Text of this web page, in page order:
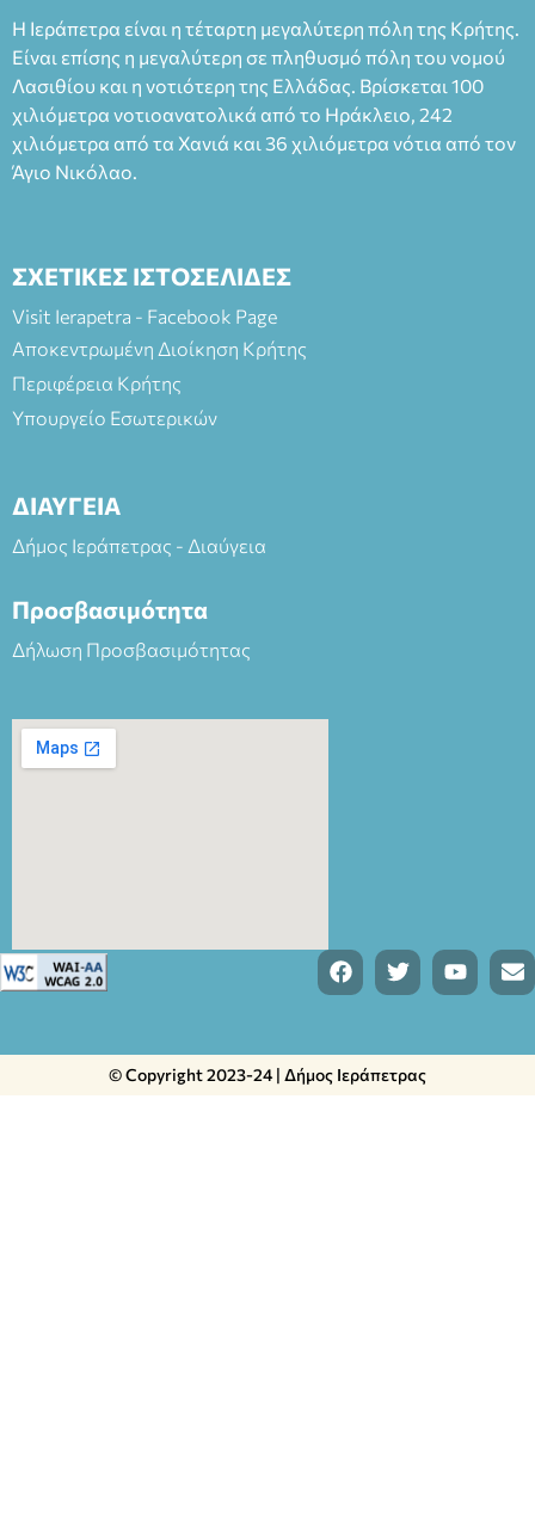
άνω των 65 Προπώληση: Βιβλιοπωλείο Πάπυρος (Πλατεία
Πλαστήρα), E&G Mini market (Δημοκρατίας 39 Ιεράπετρα)
και στο more.com Χώρος: 3ο Γυμνάσιο Ιεράπετρας
(Είσοδος ΕΠΑ.Λ.) Έναρξη 21:15 Οργάνωση: ΚΝΩΣΟΣ
ΘΕΑΤΡΙΚΕΣ ΠΑΡΑΓΩΓΕΣ ΕΕ
Η Ιεράπετρα είναι η τέταρτη μεγαλύτερη πόλη της Κρήτης.
Είναι επίσης η μεγαλύτερη σε πληθυσμό πόλη του νομού
Λασιθίου και η νοτιότερη της Ελλάδας. Βρίσκεται 100
χιλιόμετρα νοτιοανατολικά από το Ηράκλειο, 242
χιλιόμετρα από τα Χανιά και 36 χιλιόμετρα νότια από τον
Άγιο Νικόλαο.
ΣΧΕΤΙΚΕΣ ΙΣΤΟΣΕΛΙΔΕΣ
Visit Ierapetra - Facebook Page
Αποκεντρωμένη Διοίκηση Κρήτης
Περιφέρεια Κρήτης
Υπουργείο Εσωτερικών
ΔΙΑΥΓΕΙΑ
Δήμος Ιεράπετρας - Διαύγεια
Προσβασιμότητα
Δήλωση Προσβασιμότητας
© Copyright 2023-24 | Δήμος Ιεράπετρας